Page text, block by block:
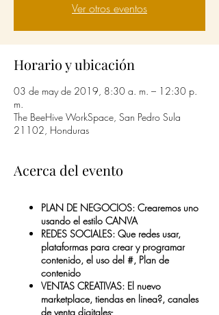
Ver otros eventos
Horario y ubicación
03 de may de 2019, 8:30 a. m. – 12:30 p.
m.
The BeeHive WorkSpace, San Pedro Sula
21102, Honduras
Acerca del evento
PLAN DE NEGOCIOS: Crearemos uno
usando el estilo CANVA
REDES SOCIALES: Que redes usar,
plataformas para crear y programar
contenido, el uso del #, Plan de
contenido
VENTAS CREATIVAS: El nuevo
marketplace, tiendas en linea?, canales
de venta digitales-